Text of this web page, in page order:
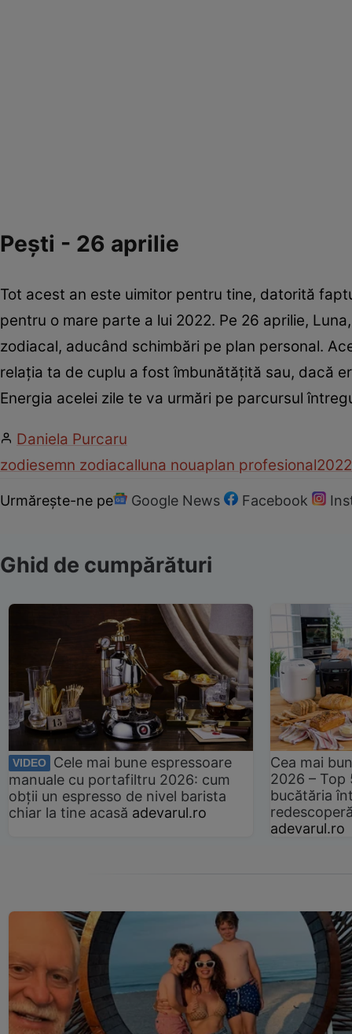
Peşti - 26 aprilie
Tot acest an este uimitor pentru tine, datorită
pentru o mare parte a lui 2022. Pe 26 aprilie,
zodiacal, aducând schimbări pe plan personal.
relaţia ta de cuplu a fost îmbunătăţită sau, dacă
Energia acelei zile te va urmări pe parcursul
Daniela Purcaru
zodiesemn zodiacalluna nouaplan profesional2022
Urmărește-ne pe Google News Facebook
Ghid de cumpărături
VIDEO
Cele mai bune espressoare
manuale cu portafiltru 2026: cum
obții un espresso de nivel barista
chiar la tine acasă adevarul.ro
Cea mai
2026 –
bucătăria
adevarul.ro